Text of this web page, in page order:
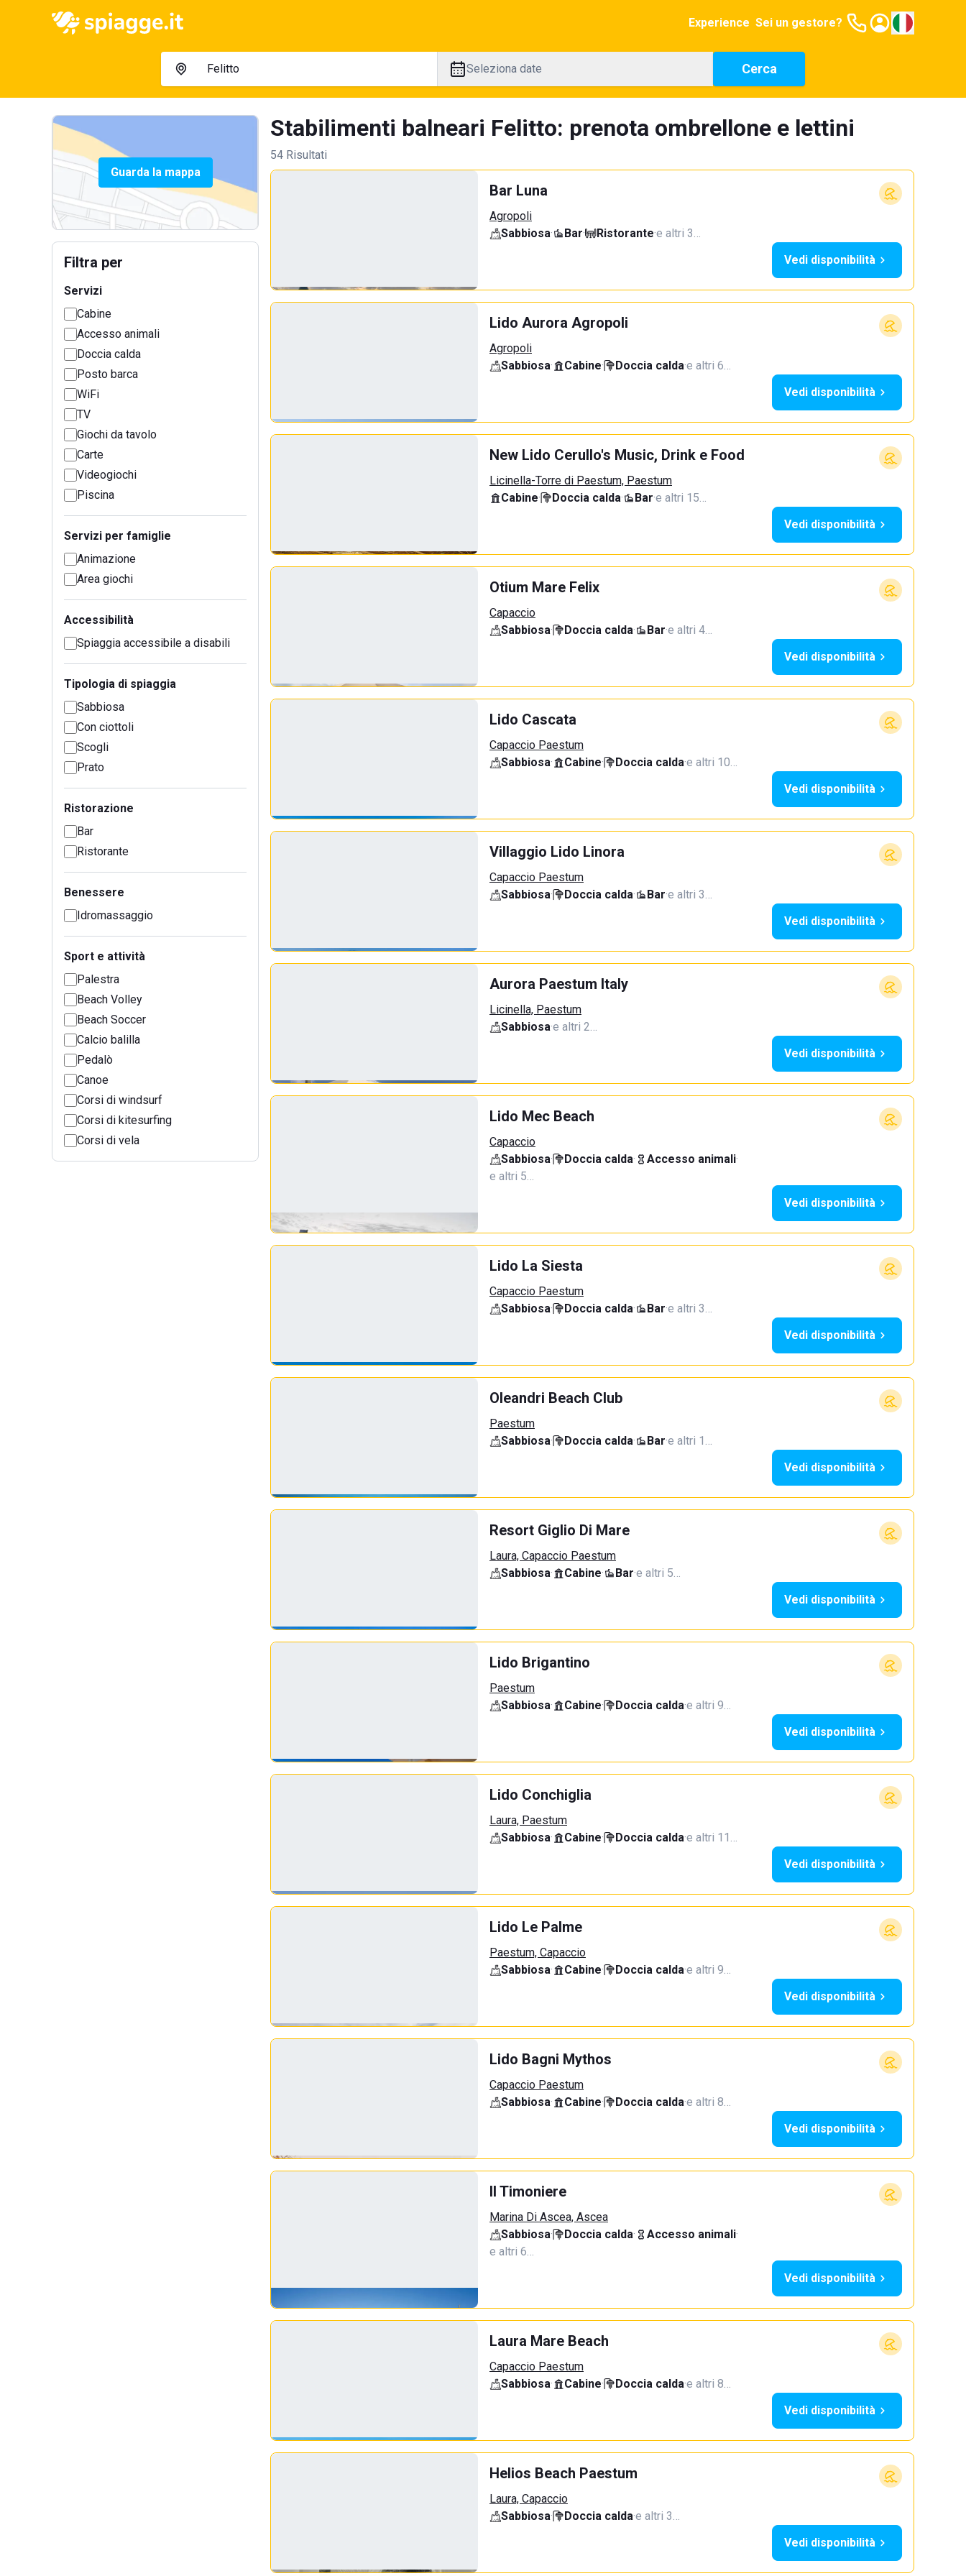
Experience Sei un gestore?
Seleziona date Cerca
Guarda la mappa
Filtra per
Servizi
Cabine
Accesso animali
Doccia calda
Posto barca
WiFi
TV
Giochi da tavolo
Carte
Videogiochi
Piscina
Servizi per famiglie
Animazione
Area giochi
Accessibilità
Spiaggia accessibile a disabili
Tipologia di spiaggia
Sabbiosa
Con ciottoli
Scogli
Prato
Ristorazione
Bar
Ristorante
Benessere
Idromassaggio
Sport e attività
Palestra
Beach Volley
Beach Soccer
Calcio balilla
Pedalò
Canoe
Corsi di windsurf
Corsi di kitesurfing
Corsi di vela
Stabilimenti balneari Felitto: prenota ombrellone e lettini
54 Risultati
Bar Luna
Agropoli
Sabbiosa· Bar· Ristorante·e altri 3…
Vedi disponibilità
Lido Aurora Agropoli
Agropoli
Sabbiosa· Cabine· Doccia calda·e altri 6…
Vedi disponibilità
New Lido Cerullo's Music, Drink e Food
Licinella-Torre di Paestum, Paestum
Cabine· Doccia calda· Bar·e altri 15…
Vedi disponibilità
Otium Mare Felix
Capaccio
Sabbiosa· Doccia calda· Bar·e altri 4…
Vedi disponibilità
Lido Cascata
Capaccio Paestum
Sabbiosa· Cabine· Doccia calda·e altri 10…
Vedi disponibilità
Villaggio Lido Linora
Capaccio Paestum
Sabbiosa· Doccia calda· Bar·e altri 3…
Vedi disponibilità
Aurora Paestum Italy
Licinella, Paestum
Sabbiosa·e altri 2…
Vedi disponibilità
Lido Mec Beach
Capaccio
Sabbiosa· Doccia calda· Accesso animali·
e altri 5…
Vedi disponibilità
Lido La Siesta
Capaccio Paestum
Sabbiosa· Doccia calda· Bar·e altri 3…
Vedi disponibilità
Oleandri Beach Club
Paestum
Sabbiosa· Doccia calda· Bar·e altri 1…
Vedi disponibilità
Resort Giglio Di Mare
Laura, Capaccio Paestum
Sabbiosa· Cabine· Bar·e altri 5…
Vedi disponibilità
Lido Brigantino
Paestum
Sabbiosa· Cabine· Doccia calda·e altri 9…
Vedi disponibilità
Lido Conchiglia
Laura, Paestum
Sabbiosa· Cabine· Doccia calda·e altri 11…
Vedi disponibilità
Lido Le Palme
Paestum, Capaccio
Sabbiosa· Cabine· Doccia calda·e altri 9…
Vedi disponibilità
Lido Bagni Mythos
Capaccio Paestum
Sabbiosa· Cabine· Doccia calda·e altri 8…
Vedi disponibilità
Il Timoniere
Marina Di Ascea, Ascea
Sabbiosa· Doccia calda· Accesso animali·
e altri 6…
Vedi disponibilità
Laura Mare Beach
Capaccio Paestum
Sabbiosa· Cabine· Doccia calda·e altri 8…
Vedi disponibilità
Helios Beach Paestum
Laura, Capaccio
Sabbiosa· Doccia calda·e altri 3…
Vedi disponibilità